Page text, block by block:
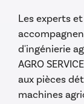
Les experts
d'ingénierie
AGRO
aux pièces
machines